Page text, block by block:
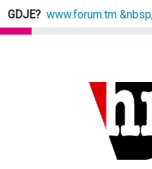
GDJE? www.forum.tm &nbsp